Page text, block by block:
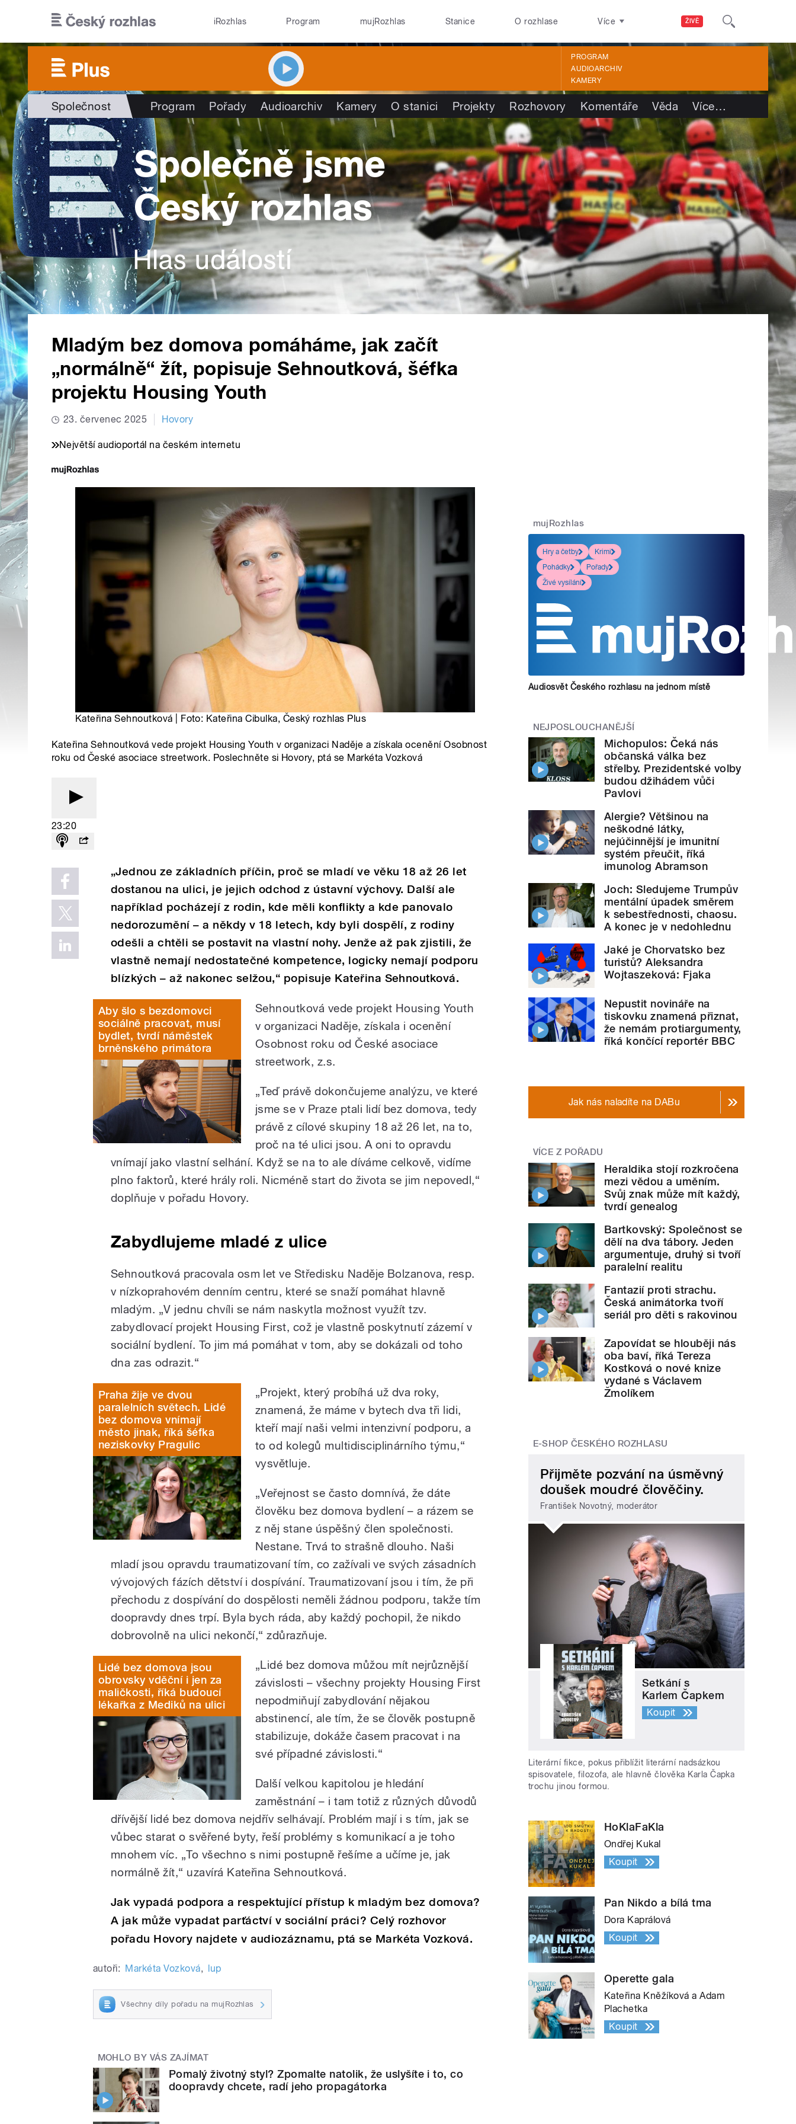
ŽIVĚ
iRozhlas Program mujRozhlas Stanice O rozhlase Více
PROGRAM
AUDIOARCHIV
KAMERY
Společnost Program Pořady Audioarchiv Kamery O stanici Projekty Rozhovory Komentáře Věda Více…
Mladým bez domova pomáháme, jak začít
„normálně“ žít, popisuje Sehnoutková, šéfka
projektu Housing Youth
23. červenec 2025 Hovory
Největší audioportál na českém internetu
Kateřina Sehnoutková | Foto: Kateřina Cibulka, Český rozhlas Plus
Kateřina Sehnoutková vede projekt Housing Youth v organizaci Naděje a získala ocenění Osobnost
roku od České asociace streetwork. Poslechněte si Hovory, ptá se Markéta Vozková
23:20
„Jednou ze základních příčin, proč se mladí ve věku 18 až 26 let
dostanou na ulici, je jejich odchod z ústavní výchovy. Další ale
například pocházejí z rodin, kde měli konflikty a kde panovalo
nedorozumění – a někdy v 18 letech, kdy byli dospělí, z rodiny
odešli a chtěli se postavit na vlastní nohy. Jenže až pak zjistili, že
vlastně nemají nedostatečné kompetence, logicky nemají podporu
blízkých – až nakonec selžou,“ popisuje Kateřina Sehnoutková.
Aby šlo s bezdomovci
sociálně pracovat, musí
bydlet, tvrdí náměstek
brněnského primátora
Sehnoutková vede projekt Housing Youth
v organizaci Naděje, získala i ocenění
Osobnost roku od České asociace
streetwork, z.s.
„Teď právě dokončujeme analýzu, ve které
jsme se v Praze ptali lidí bez domova, tedy
právě z cílové skupiny 18 až 26 let, na to,
proč na té ulici jsou. A oni to opravdu
vnímají jako vlastní selhání. Když se na to ale díváme celkově, vidíme
plno faktorů, které hrály roli. Nicméně start do života se jim nepovedl,“
doplňuje v pořadu Hovory.
Zabydlujeme mladé z ulice
Sehnoutková pracovala osm let ve Středisku Naděje Bolzanova, resp.
v nízkoprahovém denním centru, které se snaží pomáhat hlavně
mladým. „V jednu chvíli se nám naskytla možnost využít tzv.
zabydlovací projekt Housing First, což je vlastně poskytnutí zázemí v
sociální bydlení. To jim má pomáhat v tom, aby se dokázali od toho
dna zas odrazit.“
Praha žije ve dvou
paralelních světech. Lidé
bez domova vnímají
město jinak, říká šéfka
neziskovky Pragulic
„Projekt, který probíhá už dva roky,
znamená, že máme v bytech dva tři lidi,
kteří mají naši velmi intenzivní podporu, a
to od kolegů multidisciplinárního týmu,“
vysvětluje.
„Veřejnost se často domnívá, že dáte
člověku bez domova bydlení – a rázem se
z něj stane úspěšný člen společnosti.
Nestane. Trvá to strašně dlouho. Naši
mladí jsou opravdu traumatizovaní tím, co zažívali ve svých zásadních
vývojových fázích dětství i dospívání. Traumatizovaní jsou i tím, že při
přechodu z dospívání do dospělosti neměli žádnou podporu, takže tím
doopravdy dnes trpí. Byla bych ráda, aby každý pochopil, že nikdo
dobrovolně na ulici nekončí,“ zdůrazňuje.
Lidé bez domova jsou
obrovsky vděční i jen za
maličkosti, říká budoucí
lékařka z Mediků na ulici
„Lidé bez domova můžou mít nejrůznější
závislosti – všechny projekty Housing First
nepodmiňují zabydlování nějakou
abstinencí, ale tím, že se člověk postupně
stabilizuje, dokáže časem pracovat i na
své případné závislosti.“
Další velkou kapitolou je hledání
zaměstnání – i tam totiž z různých důvodů
dřívější lidé bez domova nejdřív selhávají. Problém mají i s tím, jak se
vůbec starat o svěřené byty, řeší problémy s komunikací a je toho
mnohem víc. „To všechno s nimi postupně řešíme a učíme je, jak
normálně žít,“ uzavírá Kateřina Sehnoutková.
Jak vypadá podpora a respektující přístup k mladým bez domova?
A jak může vypadat parťáctví v sociální práci? Celý rozhovor
pořadu Hovory najdete v audiozáznamu, ptá se Markéta Vozková.
autoři: Markéta Vozková, lup
Všechny díly pořadu na mujRozhlas
MOHLO BY VÁS ZAJÍMAT
Pomalý životný styl? Zpomalte natolik, že uslyšíte i to, co
doopravdy chcete, radí jeho propagátorka
mujRozhlas
Hry a četby
Krimi
Pohádky
Pořady
Živé vysílání
Audiosvět Českého rozhlasu na jednom místě
NEJPOSLOUCHANĚJŠÍ
Michopulos: Čeká nás
občanská válka bez
střelby. Prezidentské volby
budou džihádem vůči
Pavlovi
Alergie? Většinou na
neškodné látky,
nejúčinnější je imunitní
systém přeučit, říká
imunolog Abramson
Joch: Sledujeme Trumpův
mentální úpadek směrem
k sebestřednosti, chaosu.
A konec je v nedohlednu
Jaké je Chorvatsko bez
turistů? Aleksandra
Wojtaszeková: Fjaka
Nepustit novináře na
tiskovku znamená přiznat,
že nemám protiargumenty,
říká končící reportér BBC
Jak nás naladíte na DABu
VÍCE Z POŘADU
Heraldika stojí rozkročena
mezi vědou a uměním.
Svůj znak může mít každý,
tvrdí genealog
Bartkovský: Společnost se
dělí na dva tábory. Jeden
argumentuje, druhý si tvoří
paralelní realitu
Fantazií proti strachu.
Česká animátorka tvoří
seriál pro děti s rakovinou
Zapovídat se hlouběji nás
oba baví, říká Tereza
Kostková o nové knize
vydané s Václavem
Žmolíkem
E-SHOP ČESKÉHO ROZHLASU
Přijměte pozvání na úsměvný
doušek moudré člověčiny.
František Novotný, moderátor
Setkání s
Karlem Čapkem
Koupit
Literární fikce, pokus přiblížit literární nadsázkou
spisovatele, filozofa, ale hlavně člověka Karla Čapka
trochu jinou formou.
HoKlaFaKla
Ondřej Kukal
Koupit
Pan Nikdo a bílá tma
Dora Kaprálová
Koupit
Operette gala
Kateřina Kněžíková a Adam
Plachetka
Koupit